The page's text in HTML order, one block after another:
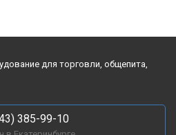
для торговли, общепита,
385-99-10